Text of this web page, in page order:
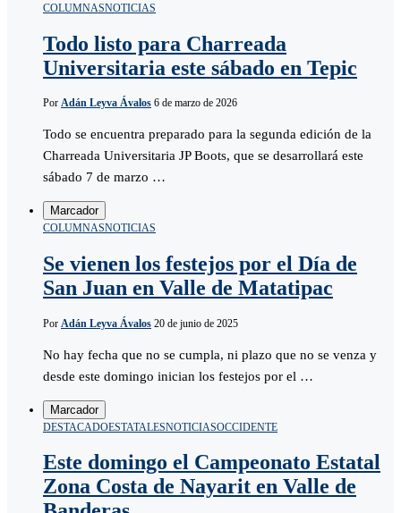
COLUMNASNOTICIAS
Todo listo para Charreada
Universitaria este sábado en Tepic
Por Adán Leyva Ávalos 6 de marzo de 2026
Todo se encuentra preparado para la segunda edición de la
Charreada Universitaria JP Boots, que se desarrollará este
sábado 7 de marzo …
Marcador
COLUMNASNOTICIAS
Se vienen los festejos por el Día de
San Juan en Valle de Matatipac
Por Adán Leyva Ávalos 20 de junio de 2025
No hay fecha que no se cumpla, ni plazo que no se venza y
desde este domingo inician los festejos por el …
Marcador
DESTACADOESTATALESNOTICIASOCCIDENTE
Este domingo el Campeonato Estatal
Zona Costa de Nayarit en Valle de